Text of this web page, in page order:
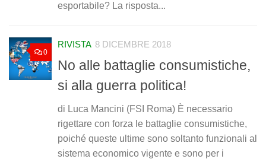
esportabile? La risposta...
0
RIVISTA 8 DICEMBRE 2018
No alle battaglie consumistiche,
si alla guerra politica!
di Luca Mancini (FSI Roma) È necessario
rigettare con forza le battaglie consumistiche,
poiché queste ultime sono soltanto funzionali al
sistema economico vigente e sono per i